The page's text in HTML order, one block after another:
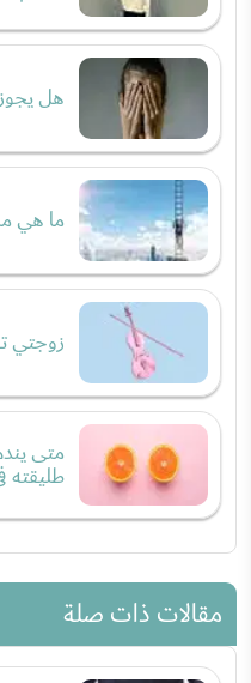
هل
ما هي
زوجتي
متى
طليقته
مقالات ذات صلة